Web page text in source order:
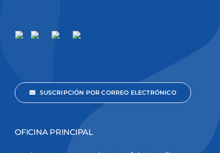
SUSCRIPCIÓN POR CORREO ELECTRÓNICO
OFICINA PRINCIPAL